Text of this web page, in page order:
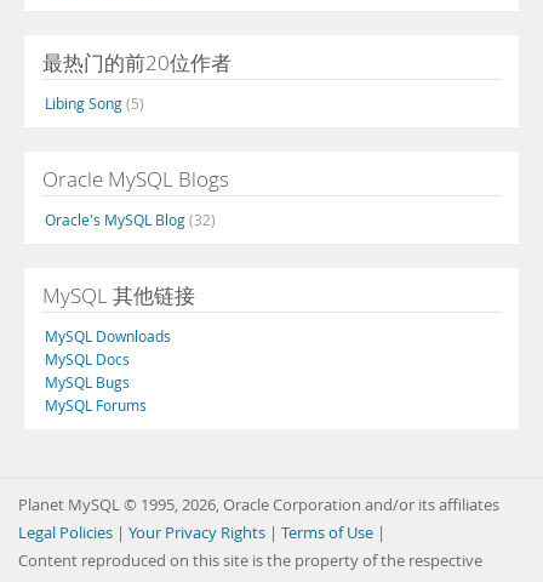
最热门的前20位作者
Libing Song(5)
Oracle MySQL Blogs
Oracle's MySQL Blog(32)
MySQL 其他链接
MySQL Downloads
MySQL Docs
MySQL Bugs
MySQL Forums
Planet MySQL © 1995, 2026, Oracle Corporation and/or its affiliates
Legal Policies | Your Privacy Rights | Terms of Use |
Content reproduced on this site is the property of the respective